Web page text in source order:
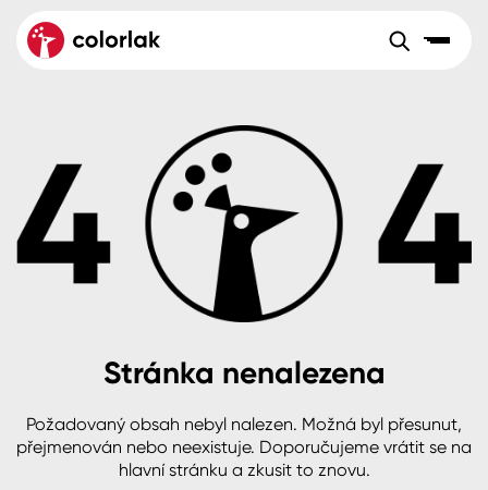
Velkoobchod Sortiment
Aktuality
Reference
O společnosti
B2B +420 800 145 555Po – Pá: 8:00–15:00
Česko
Slovensko Polsko Worldwide
Dřevo
Beton, asfalt, minerální podklady
Plast, sklo, keramika
Stěny
Fasády
Colorlak Dekor
Colorlak Profi
Colorlak Pta
Stránka nenalezena
Požadovaný obsah nebyl nalezen. Možná byl přesunut,
přejmenován nebo neexistuje. Doporučujeme vrátit se na
hlavní stránku a zkusit to znovu.